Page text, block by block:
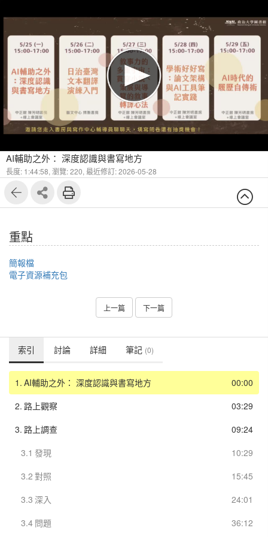
115
AI輔助之外： 深度認識與書寫地方
長度: 1:44:58, 瀏覽: 220, 最近修訂: 2026-05-28
重點
簡報檔
電子資源補充包
上一篇 下一篇
索引 討論 詳細 筆記 (0)
00:00
1. AI輔助之外： 深度認識與書寫地方
03:29
2. 路上觀察
09:24
3. 路上調查
10:29
3.1 發現
15:45
3.2 對照
24:01
3.3 深入
36:12
3.4 問題